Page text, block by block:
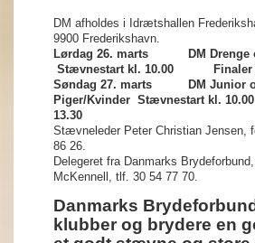
DM afholdes i Idrætshallen
9900 Frederikshavn.
Lørdag 26. marts
DM
Stævnestart kl. 10.00
Søndag 27. marts
DM Junior
Piger/Kvinder Stævnestart kl. 10.00
13.30
Stævneleder Peter Christian Jensen,
86 26.
Delegeret fra Danmarks
McKennell, tlf. 30 54 77 70.
Danmarks
klubber og brydere en